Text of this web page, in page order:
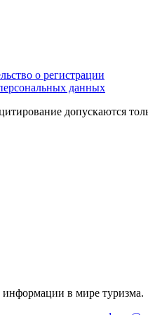
о регистрации
данных
допускаются
информации в мире туризма.